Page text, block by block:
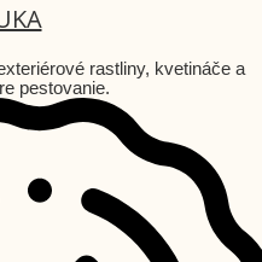
rastliny, kvetináče a
pestovanie.